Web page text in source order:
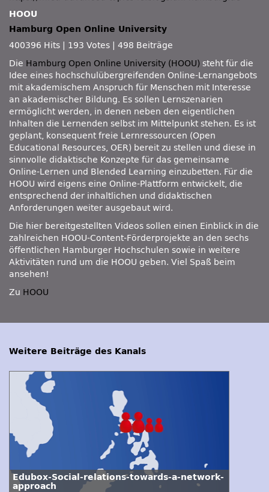
HOOU
Hamburg Open Online University
400396 Hits
193 Votes
498 Beiträge
Die Hamburg Open Online University (HOOU) steht für die
Idee eines hochschulübergreifenden Online-Lernangebots
mit akademischem Anspruch für Menschen mit Interesse
an akademischer Bildung. Es sollen Lernszenarien
ermöglicht werden, in denen neben den eigentlichen
Inhalten die Lernenden selbst im Mittelpunkt stehen. Es ist
geplant, konsequent freie Lernressourcen (Open
Educational Resources, OER) bereit zu stellen und diese in
sinnvolle didaktische Konzepte für das gemeinsame
Online-Lernen und Blended Learning einzubetten. Für die
HOOU wird eigens eine Online-Plattform entwickelt, die
entsprechend der inhaltlichen und didaktischen
Anforderungen weiter ausgebaut wird.
Die hier bereitgestellten Videos sollen einen Einblick in die
zahlreichen HOOU-Content-Förderprojekte an den sechs
öffentlichen Hamburger Hochschulen sowie in weitere
Aktivitäten rund um die HOOU geben. Viel Spaß beim
ansehen!
Zu HOOU
Weitere Beiträge des Kanals
Edubox-Social-relations-towards-a-network-
approach